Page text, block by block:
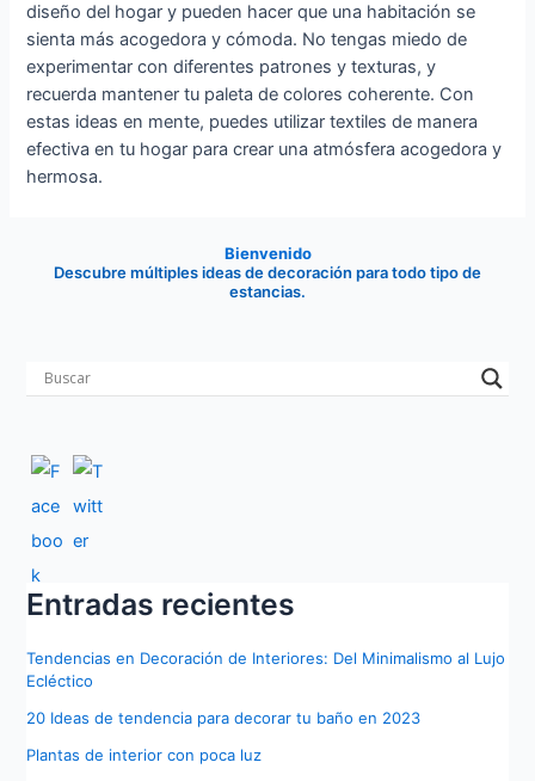
diseño del hogar y pueden hacer que una habitación se
sienta más acogedora y cómoda. No tengas miedo de
experimentar con diferentes patrones y texturas, y
recuerda mantener tu paleta de colores coherente. Con
estas ideas en mente, puedes utilizar textiles de manera
efectiva en tu hogar para crear una atmósfera acogedora y
hermosa.
Bienvenido
Descubre múltiples ideas de decoración para todo tipo de
estancias.
Entradas recientes
Tendencias en Decoración de Interiores: Del Minimalismo al Lujo
Ecléctico
20 Ideas de tendencia para decorar tu baño en 2023
Plantas de interior con poca luz